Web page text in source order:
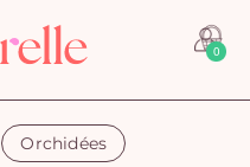
0
Orchidées